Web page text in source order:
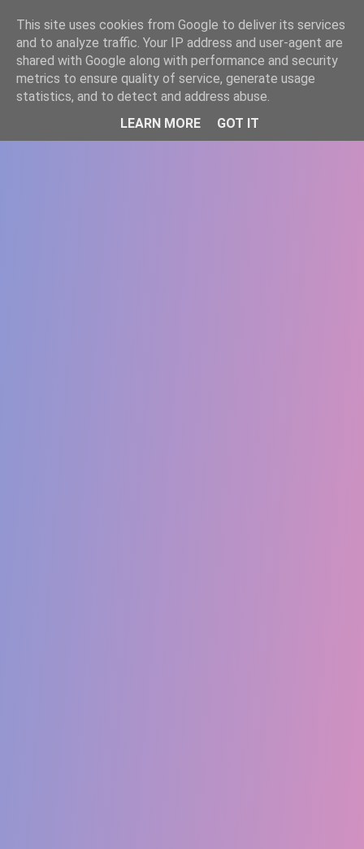
WWW.GAZISTI.RO
This site uses cookies from Google to deliver its services
and to analyze traffic. Your IP address and user-agent are
shared with Google along with performance and security
metrics to ensure quality of service, generate usage
statistics, and to detect and address abuse.
LEARN MORE
GOT IT